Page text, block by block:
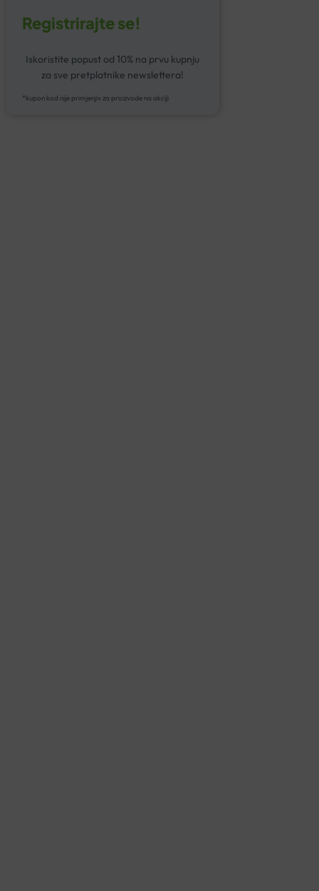
Registrirajte se!
Iskoristite popust od 10% na prvu kupnju
za sve pretplatnike newslettera!
*kupon kod nije primjenjiv za proizvode na akciji